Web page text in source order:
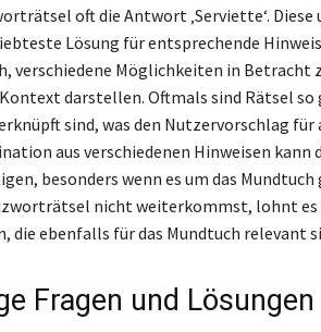
oft die Antwort ‚Serviette‘.
Lösung für entsprechende
verschiedene Möglichkeiten in Betracht
darstellen. Oftmals sind Rätsel
sind, was den Nutzervorschlag
aus verschiedenen Hinweisen
besonders wenn es um das
nicht weiterkommst, lohnt es
die ebenfalls für das Mundtuch relevant
Fragen und